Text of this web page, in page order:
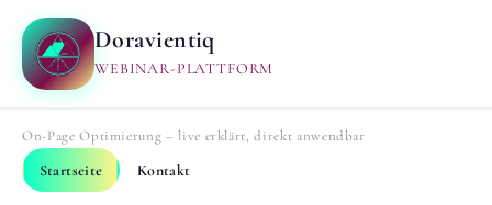
Doravientiq
WEBINAR-PLATTFORM
On-Page Optimierung – live erklärt, direkt anwendbar
Startseite Kontakt